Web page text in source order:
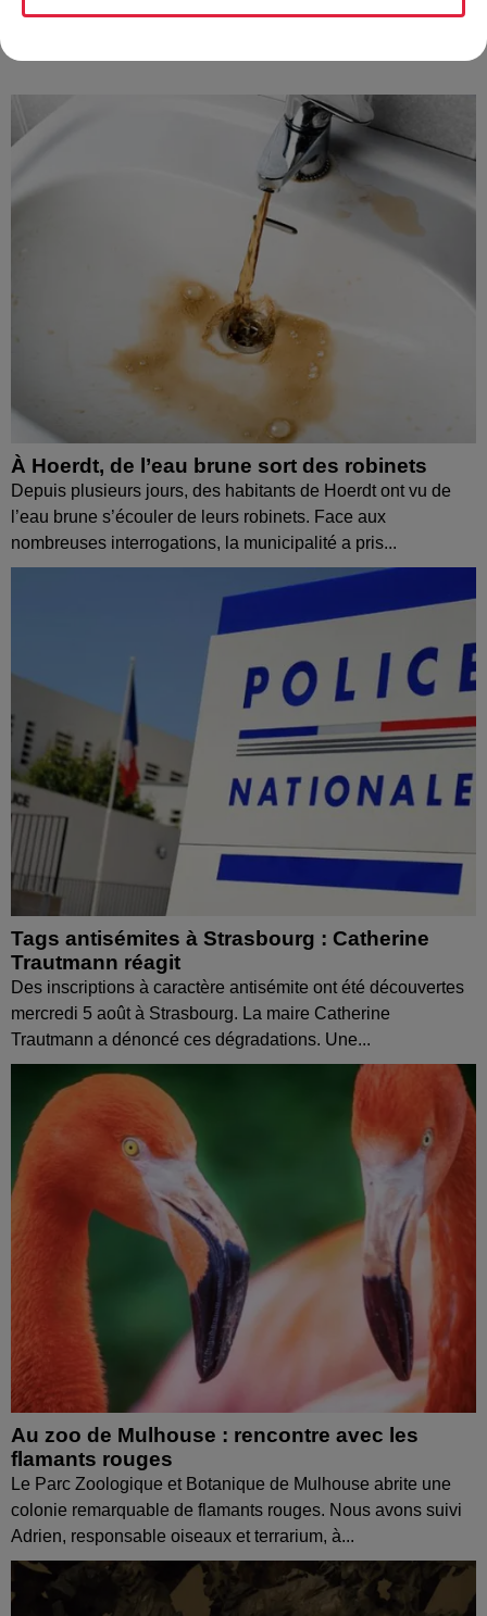
À Hoerdt, de l’eau brune sort des robinets
Depuis plusieurs jours, des habitants de Hoerdt ont vu de
l’eau brune s’écouler de leurs robinets. Face aux
nombreuses interrogations, la municipalité a pris...
Tags antisémites à Strasbourg : Catherine
Trautmann réagit
Des inscriptions à caractère antisémite ont été découvertes
mercredi 5 août à Strasbourg. La maire Catherine
Trautmann a dénoncé ces dégradations. Une...
Au zoo de Mulhouse : rencontre avec les
flamants rouges
Le Parc Zoologique et Botanique de Mulhouse abrite une
colonie remarquable de flamants rouges. Nous avons suivi
Adrien, responsable oiseaux et terrarium, à...